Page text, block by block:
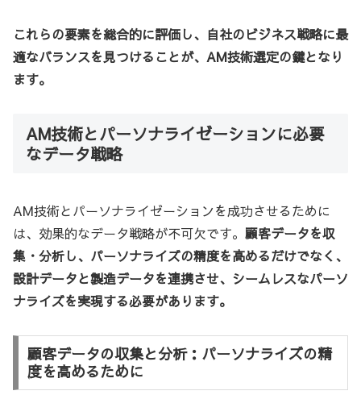
これらの要素を総合的に評価し、自社のビジネス戦略に最
適なバランスを見つけることが、AM技術選定の鍵となり
ます。
AM技術とパーソナライゼーションに必要
なデータ戦略
AM技術とパーソナライゼーションを成功させるために
は、効果的なデータ戦略が不可欠です。 顧客データを収
集・分析し、パーソナライズの精度を高めるだけでなく、
設計データと製造データを連携させ、シームレスなパーソ
ナライズを実現する必要があります。
顧客データの収集と分析：パーソナライズの精
度を高めるために